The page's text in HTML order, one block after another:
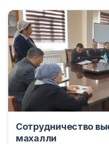
Сотрудничество
махалли